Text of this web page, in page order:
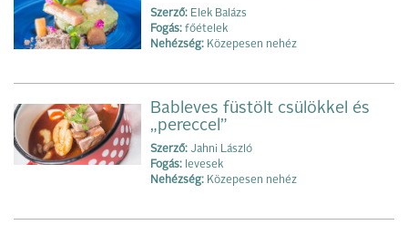
Szerző: Elek Balázs
Fogás: főételek
Nehézség: Közepesen nehéz
Bableves füstölt csülökkel és
„pereccel”
Szerző: Jahni László
Fogás: levesek
Nehézség: Közepesen nehéz